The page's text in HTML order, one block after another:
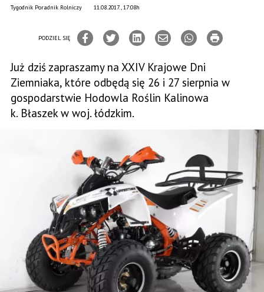
11.08.2017., 17:08h
Tygodnik Poradnik Rolniczy
PODZIEL SIĘ
Już dziś zapraszamy na XXIV Krajowe Dni
Ziemniaka, które odbędą się 26 i 27 sierpnia w
gospodarstwie Hodowla Roślin Kalinowa
k. Błaszek w woj. łódzkim.